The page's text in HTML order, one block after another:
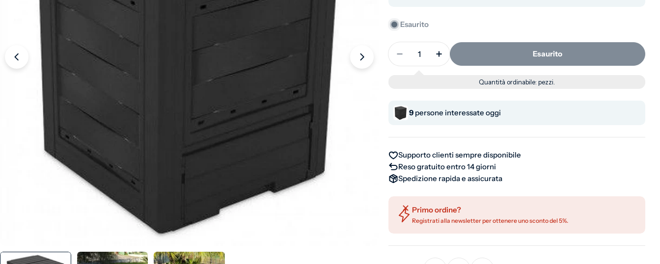
supporto 0 in modalità modale Apri supporto 1 in modalità modale
Esaurito
Quantità
Diminuisci la quantità per Compostiera da giardino 260 litri
Aumenta la quantità per Compostiera da giardino
Esaurito
Quantità ordinabile:pezzi.
9 persone interessate oggi
Supporto clienti sempre disponibile
Reso gratuito entro 14 giorni
Spedizione rapida e assicurata
Primo ordine?
Registrati alla newsletter per ottenere uno sconto del 5%.